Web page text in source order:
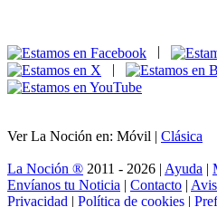
|
Ver La Noción en: Móvil | Clásica
La Noción ® 2011 - 2026 | Ayuda |
Envíanos tu Noticia | Contacto |
Privacidad | Política de cookies |